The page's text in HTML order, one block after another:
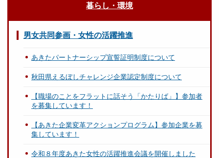
暮らし・環境
男女共同参画・女性の活躍推進
あきたパートナーシップ宣誓証明制度について
秋田県えるぼしチャレンジ企業認定制度について
【職場のことをフラットに話そう「かたりば」】参加者
を募集しています！
【あきた企業変革アクションプログラム】参加企業を募
集しています！
令和８年度あきた女性の活躍推進会議を開催しました